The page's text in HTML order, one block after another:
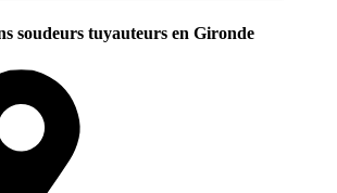
soudeurs tuyauteurs en Gironde